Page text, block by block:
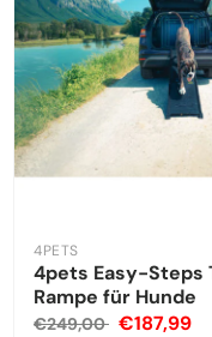
4PETS
4pets Easy-Steps
Rampe für Hunde
€249,00 €187,99